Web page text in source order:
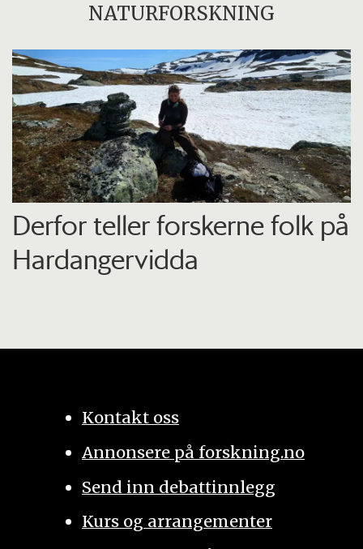
NATURFORSKNING
Derfor teller forskerne folk på
Hardangervidda
Kontakt oss
Annonsere på forskning.no
Send inn debattinnlegg
Kurs og arrangementer